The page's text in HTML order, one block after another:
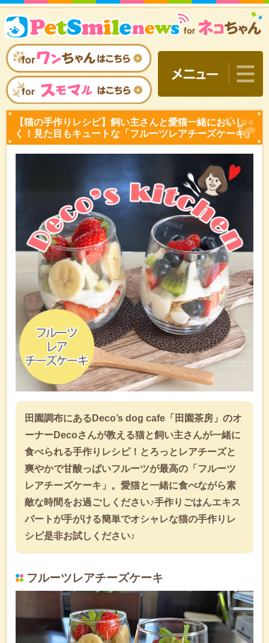
【猫の手作りレシピ】飼い
く！見た目もキュートな
田園調布にあるDeco’s dog cafe「田園茶房」のオ
ーナーDecoさんが教える猫と飼い主さんが一緒に
食べられる手作りレシピ！とろっとレアチーズと
爽やかで甘酸っぱいフルーツが最高の「フルーツ
レアチーズケーキ」。愛猫と一緒に食べながら素
敵な時間をお過ごしください♪手作りごはんエキス
パートが手がける簡単でオシャレな猫の手作りレ
シピ是非お試しください♪
フルーツレアチーズケーキ